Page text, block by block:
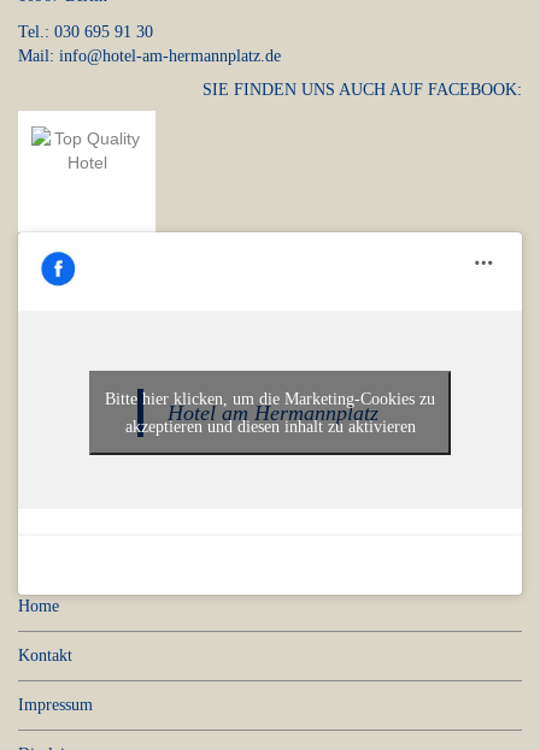
Tel.: 030 695 91 30
Mail: info@hotel-am-hermannplatz.de
SIE FINDEN UNS AUCH AUF FACEBOOK:
Hotel am Hermannplatz
Bitte hier klicken, um die Marketing-Cookies zu
akzeptieren und diesen inhalt zu aktivieren
Home
Kontakt
Impressum